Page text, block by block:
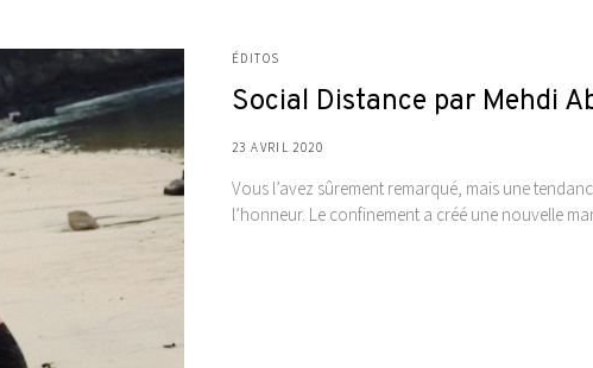
ÉDITOS
Social Distance par Mehdi
23 AVRIL 2020
Vous l’avez sûrement remarqué, mais une
l’honneur. Le confinement a créé une nouvelle